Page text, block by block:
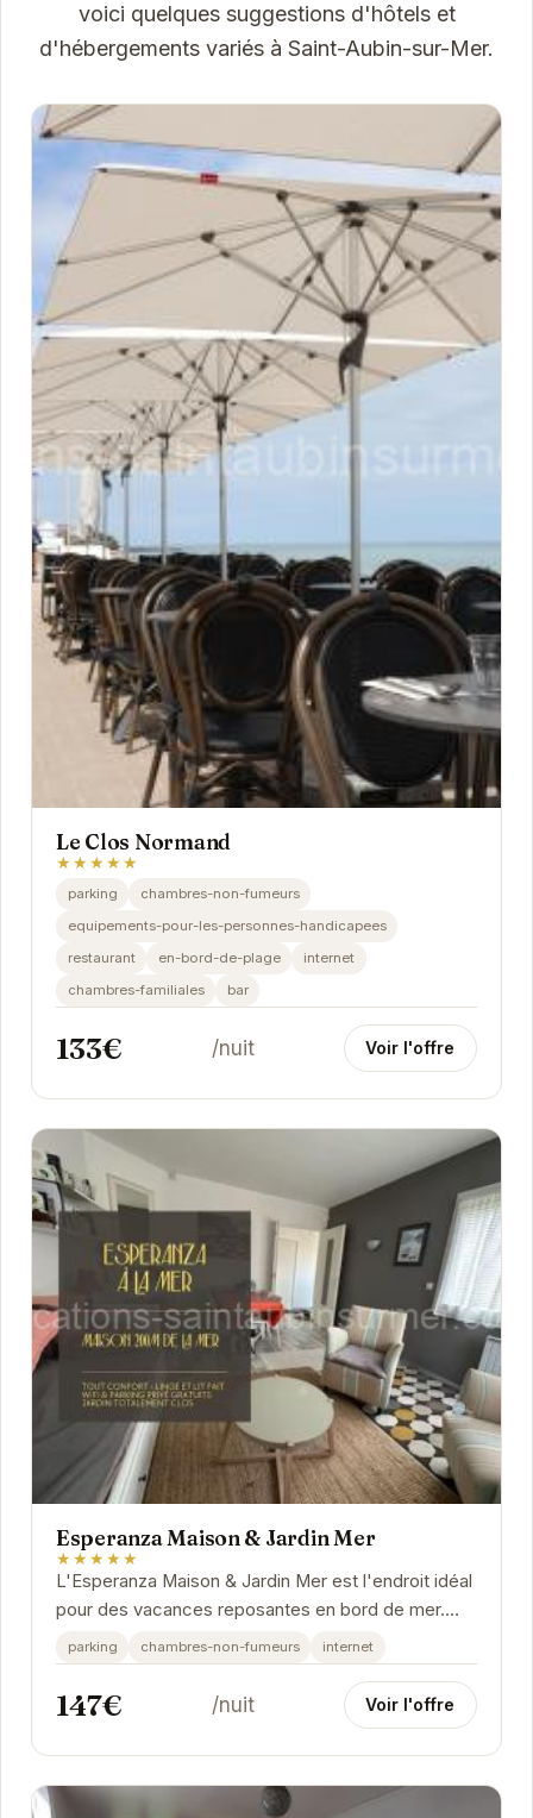
voici quelques suggestions d'hôtels et
d'hébergements variés à Saint-Aubin-sur-Mer.
Le Clos Normand
★★★★★
parking
chambres-non-fumeurs
equipements-pour-les-personnes-handicapees
restaurant
en-bord-de-plage
internet
chambres-familiales
bar
133€ /nuit Voir l'offre
Esperanza Maison & Jardin Mer
★★★★★
L'Esperanza Maison & Jardin Mer est l'endroit idéal
pour des vacances reposantes en bord de mer.
Avec son jardin privé et sa situation idéale,...
parking chambres-non-fumeurs internet
147€ /nuit Voir l'offre